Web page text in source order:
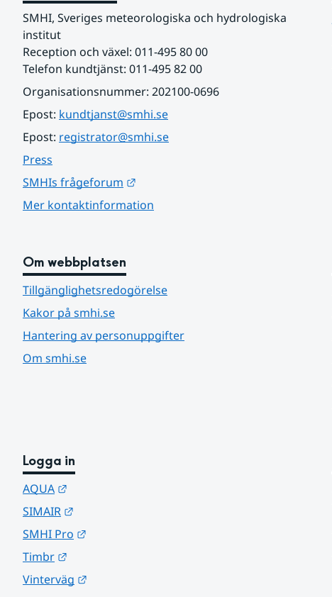
SMHI, Sveriges meteorologiska och hydrologiska
institut
Reception och växel: 011-495 80 00
Telefon kundtjänst: 011-495 82 00
Organisationsnummer: 202100-0696
Epost: kundtjanst@smhi.se
Epost: registrator@smhi.se
Press
SMHIs frågeforum
Mer kontaktinformation
Om webbplatsen
Tillgänglighetsredogörelse
Kakor på smhi.se
Hantering av personuppgifter
Om smhi.se
Logga in
AQUA
SIMAIR
SMHI Pro
Timbr
Vinterväg